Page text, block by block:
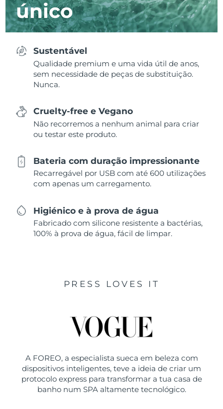
único
Sustentável
Qualidade premium e uma vida útil de anos,
sem necessidade de peças de substituição.
Nunca.
Cruelty-free e Vegano
Não recorremos a nenhum animal para criar
ou testar este produto.
Bateria com duração impressionante
Recarregável por USB com até 600 utilizações
com apenas um carregamento.
Higiénico e à prova de água
Fabricado com silicone resistente a bactérias,
100% à prova de água, fácil de limpar.
PRESS LOVES IT
A FOREO, a especialista sueca em beleza com
dispositivos inteligentes, teve a ideia de criar um
protocolo express para transformar a tua casa de
banho num SPA altamente tecnológico.